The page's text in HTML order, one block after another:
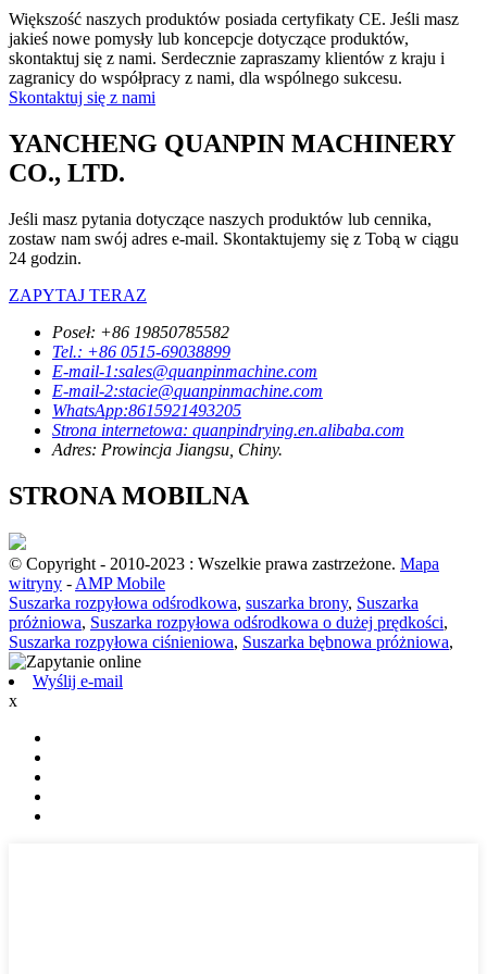
Większość naszych produktów posiada certyfikaty CE. Jeśli masz
jakieś nowe pomysły lub koncepcje dotyczące produktów,
skontaktuj się z nami. Serdecznie zapraszamy klientów z kraju i
zagranicy do współpracy z nami, dla wspólnego sukcesu.
Skontaktuj się z nami
YANCHENG QUANPIN MACHINERY
CO., LTD.
Jeśli masz pytania dotyczące naszych produktów lub cennika,
zostaw nam swój adres e-mail. Skontaktujemy się z Tobą w ciągu
24 godzin.
ZAPYTAJ TERAZ
Poseł: +86 19850785582
Tel.: +86 0515-69038899
E-mail-1:sales@quanpinmachine.com
E-mail-2:stacie@quanpinmachine.com
WhatsApp:8615921493205
Strona internetowa: quanpindrying.en.alibaba.com
Adres: Prowincja Jiangsu, Chiny.
STRONA MOBILNA
© Copyright - 2010-2023 : Wszelkie prawa zastrzeżone. Mapa
witryny - AMP Mobile
Suszarka rozpyłowa odśrodkowa, suszarka brony, Suszarka
próżniowa, Suszarka rozpyłowa odśrodkowa o dużej prędkości,
Suszarka rozpyłowa ciśnieniowa, Suszarka bębnowa próżniowa,
Wyślij e-mail
x